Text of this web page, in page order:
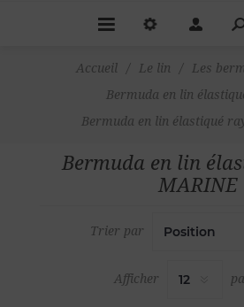
Accueil / Le lin / Les
Bermuda en lin
Bermuda en lin élastiqué
Bermuda en lin
MARINE
Trier par
Afficher